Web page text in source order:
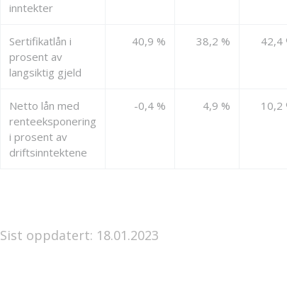
inntekter
Sertifikatlån i
prosent av
langsiktig gjeld
40,9 % 38,2 % 42,4
Netto lån med
renteeksponering
i prosent av
driftsinntektene
-0,4 % 4,9 % 10,2
Sist oppdatert: 18.01.2023